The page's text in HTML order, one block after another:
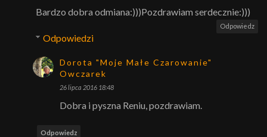
Bardzo dobra odmiana:)))Pozdrawiam serdecznie:)))
Odpowiedz
Odpowiedzi
Dorota "Moje Małe Czarowanie"
Owczarek
26 lipca 2016 18:48
Dobra i pyszna Reniu, pozdrawiam.
Odpowiedz